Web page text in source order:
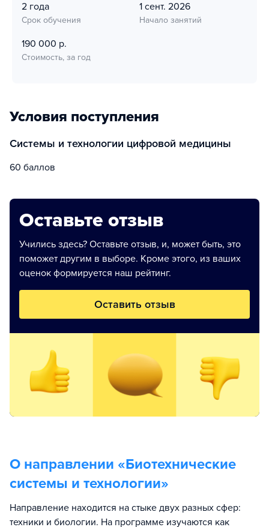
2 года
Срок обучения
1 сент. 2026
Начало занятий
190 000 р.
Стоимость, за год
Условия поступления
Системы и технологии цифровой медицины
60 баллов
Оставьте отзыв
Учились здесь? Оставьте отзыв, и, может быть, это
поможет другим в выборе. Кроме этого, из ваших
оценок формируется наш рейтинг.
Оставить отзыв
О направлении «Биотехнические
системы и технологии»
Направление находится на стыке двух разных сфер:
техники и биологии. На программе изучаются как